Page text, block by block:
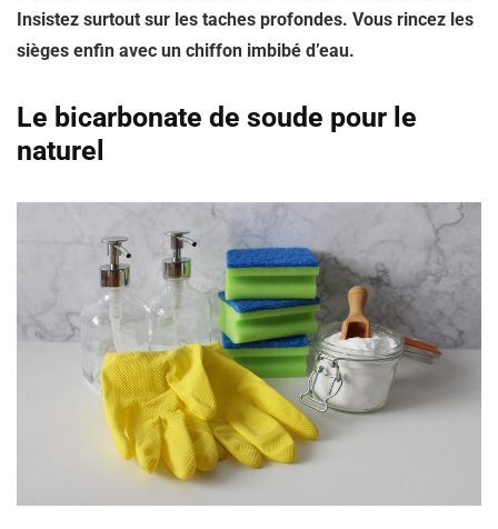
Insistez surtout sur les taches profondes. Vous rincez les
sièges enfin avec un chiffon imbibé d’eau.
Le bicarbonate de soude pour le
naturel